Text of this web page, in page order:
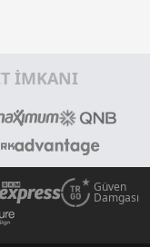
İMKANI
Güven
Damgası